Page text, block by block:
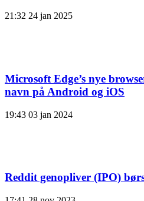
21:32 24 jan 2025
Microsoft Edge’s nye
navn på Android og iOS
19:43 03 jan 2024
Reddit genopliver (IPO)